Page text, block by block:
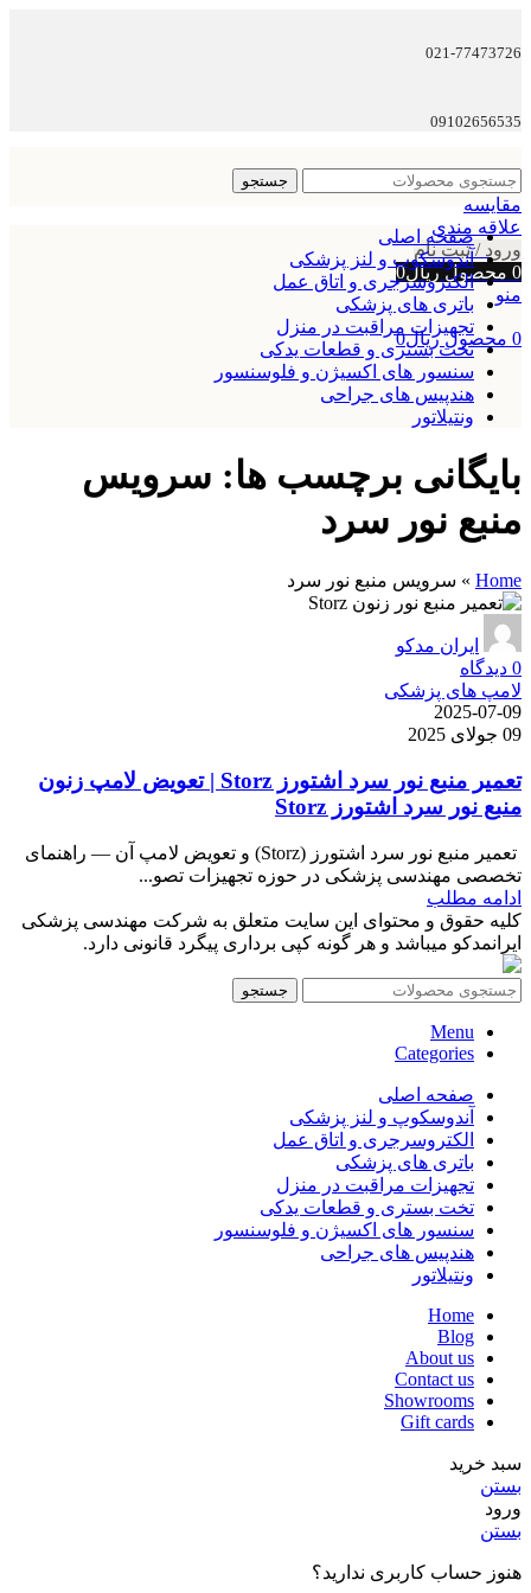
021-77473726
09102656535
جستجو
مقایسه
علاقه مندی
ورود / ثبت نام
0 محصول ریال0
منو
0 محصول ریال0
صفحه اصلی
آندوسکوپ و لنز پزشکی
الکتروسرجری و اتاق عمل
باتری های پزشکی
تجهیزات مراقبت در منزل
تخت بستری و قطعات یدکی
سنسور های اکسیژن و فلوسنسور
هندپیس های جراحی
ونتیلاتور
بایگانی برچسب ها: سرویس
منبع نور سرد
Home
» سرویس منبع نور سرد
ایران مدکو
0 دیدگاه
لامپ های پزشکی
2025-07-09
09 جولای 2025
تعمیر منبع نور سرد اشتورز Storz | تعویض لامپ زنون
منبع نور سرد اشتورز Storz
تعمیر منبع نور سرد اشتورز (Storz) و تعویض لامپ آن — راهنمای
تخصصی مهندسی پزشکی در حوزه تجهیزات تصو...
ادامه مطلب
کلیه حقوق و محتوای این سایت متعلق به شرکت مهندسی پزشکی
ایرانمدکو میباشد و هر گونه کپی برداری پیگرد قانونی دارد.
جستجو
Menu
Categories
صفحه اصلی
آندوسکوپ و لنز پزشکی
الکتروسرجری و اتاق عمل
باتری های پزشکی
تجهیزات مراقبت در منزل
تخت بستری و قطعات یدکی
سنسور های اکسیژن و فلوسنسور
هندپیس های جراحی
ونتیلاتور
Home
Blog
About us
Contact us
Showrooms
Gift cards
سبد خرید
بستن
ورود
بستن
هنوز حساب کاربری ندارید؟